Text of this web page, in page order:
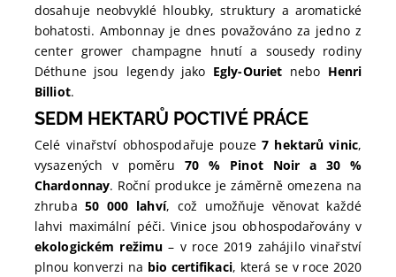
dosahuje neobvyklé hloubky, struktury a aromatické
bohatosti. Ambonnay je dnes považováno za jedno z
center grower champagne hnutí a sousedy rodiny
Déthune jsou legendy jako Egly-Ouriet nebo Henri
Billiot.
SEDM HEKTARŮ POCTIVÉ PRÁCE
Celé vinařství obhospodařuje pouze7 hektarů vinic,
vysazených v poměru70 % Pinot Noir a 30 %
Chardonnay. Roční produkce je záměrně omezena na
zhruba50 000 lahví, což umožňuje věnovat každé
lahvi maximální péči. Vinice jsou obhospodařovány v
ekologickém režimu – v roce 2019 zahájilo vinařství
plnou konverzi na bio certifikaci, která se v roce 2020